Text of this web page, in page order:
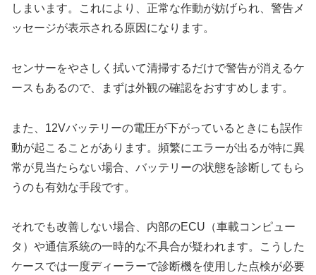
しまいます。これにより、正常な作動が妨げられ、警告メ
ッセージが表示される原因になります。
センサーをやさしく拭いて清掃するだけで警告が消えるケ
ースもあるので、まずは外観の確認をおすすめします。
また、12Vバッテリーの電圧が下がっているときにも誤作
動が起こることがあります。頻繁にエラーが出るが特に異
常が見当たらない場合、バッテリーの状態を診断してもら
うのも有効な手段です。
それでも改善しない場合、内部のECU（車載コンピュー
タ）や通信系統の一時的な不具合が疑われます。こうした
ケースでは一度ディーラーで診断機を使用した点検が必要